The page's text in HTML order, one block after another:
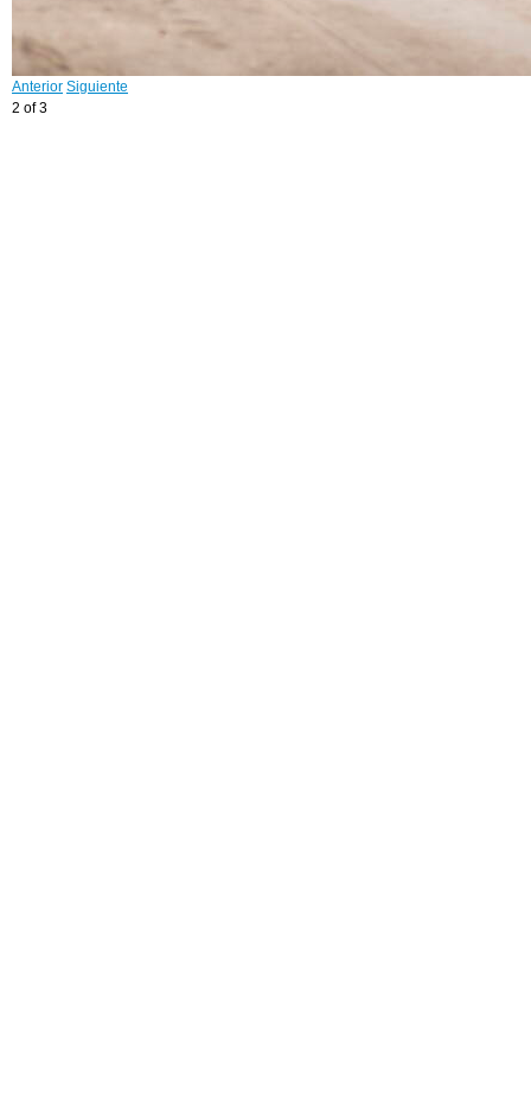
Anterior Siguiente
2 of 3